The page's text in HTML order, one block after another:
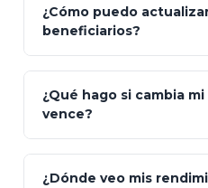
"Mis Pólizas" >
¿Cómo puedo
beneficiarios?
¿Qué hago si cambia
vence?
¿Dónde veo mis